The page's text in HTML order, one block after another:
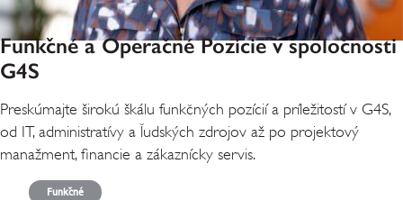
Funkčné a Operačné Pozície v spoločnosti
G4S
Preskúmajte širokú škálu funkčných pozícií a príležitostí v G4S,
od IT, administratívy a ľudských zdrojov až po projektový
manažment, financie a zákaznícky servis.
Funkčné